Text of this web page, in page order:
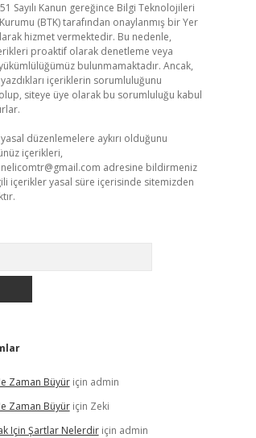
Sayılı Kanun gereğince Bilgi Teknolojileri
(BTK) tarafından onaylanmış bir Yer
hizmet vermektedir. Bu nedenle,
proaktif olarak denetleme veya
bulunmamaktadır. Ancak,
içeriklerin sorumluluğunu
siteye üye olarak bu sorumluluğu kabul
düzenlemelere aykırı olduğunu
içerikleri,
adresine bildirmeniz
içerikler yasal süre içerisinde sitemizden
Zaman Büyüriçin admin
Zaman Büyüriçin Zeki
Için Şartlar Nelerdiriçin admin